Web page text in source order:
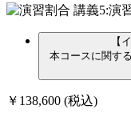
【
本コースに関す
￥138,600 (税込)